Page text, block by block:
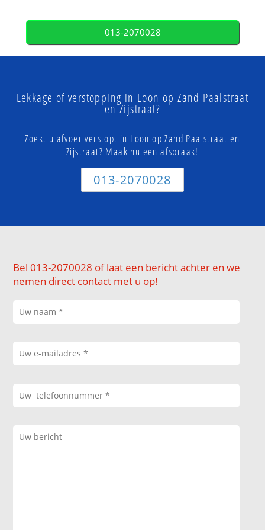
013-2070028
Lekkage of verstopping in Loon op Zand Paalstraat
en Zijstraat?
Zoekt u afvoer verstopt in Loon op Zand Paalstraat en
Zijstraat? Maak nu een afspraak!
013-2070028
Bel 013-2070028 of laat een bericht achter en we
nemen direct contact met u op!